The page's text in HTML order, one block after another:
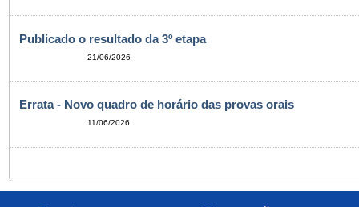
Publicado o resultado da 3º etapa
21/06/2026
Errata - Novo quadro de horário das provas orais
11/06/2026